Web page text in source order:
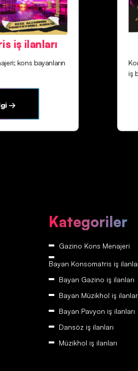
iş ilanları
kons bayanların
→
iş
Kategoriler
Gazino Kons Menajeri
Bayan Konsomatris iş
Bayan Gazino iş ilanları
Bayan Müzikhol iş
Bayan Pavyon iş ilanları
Dansöz iş ilanları
Müzikhol iş ilanları